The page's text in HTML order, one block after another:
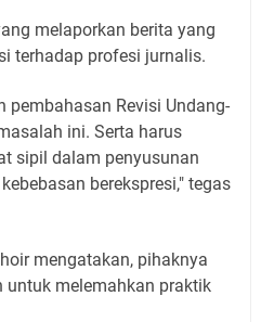
melaporkan berita yang
terhadap profesi jurnalis.
pembahasan Revisi Undang-
ini. Serta harus
sipil dalam penyusunan
berekspresi," tegas
mengatakan, pihaknya
untuk melemahkan praktik